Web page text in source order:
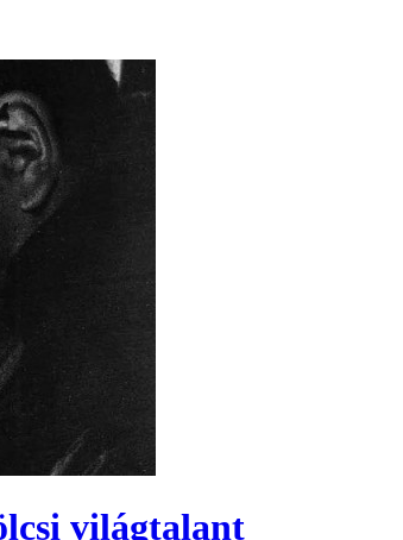
világtalant